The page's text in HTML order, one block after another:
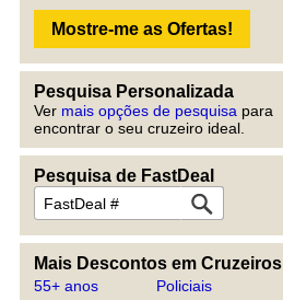
Pesquisa Personalizada
Ver mais opções de pesquisa para
encontrar o seu cruzeiro ideal.
Pesquisa de FastDeal
Mais Descontos em Cruzeiros
55+ anos
Policiais